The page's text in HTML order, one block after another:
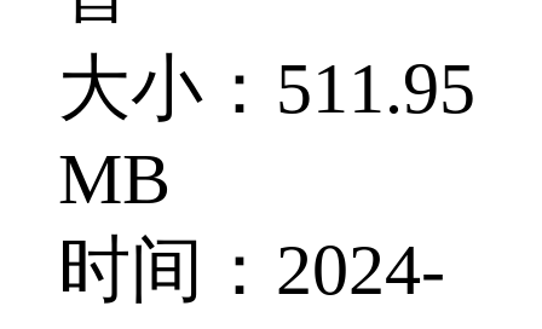
大小：511.95
MB
时间：2024-